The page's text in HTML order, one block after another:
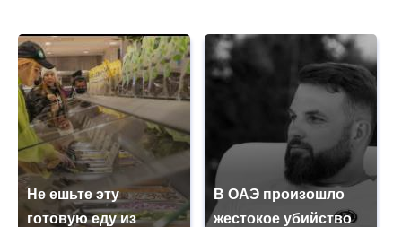
Не ешьте эту
готовую еду из
В ОАЭ произошло
жестокое убийство